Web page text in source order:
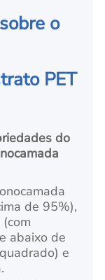
o
PET
do
de 95%),
abaixo de
e